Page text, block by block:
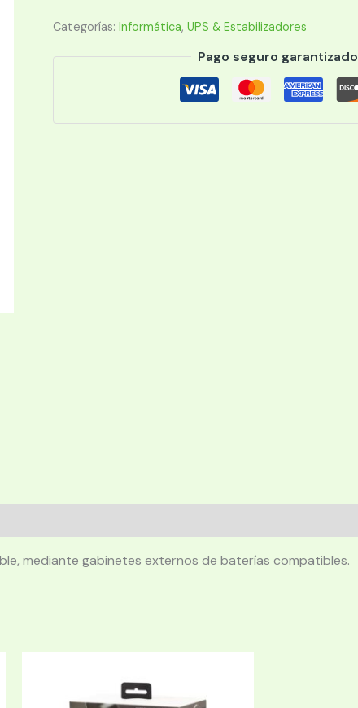
KVA
cantidad
Categorías: Informática, UPS & Estabilizadores
Pago seguro garantizado
mediante gabinetes externos de baterías compatibles.